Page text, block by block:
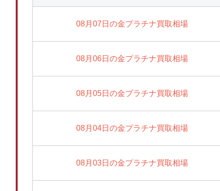
08月07日の金プラチナ買取相場
08月06日の金プラチナ買取相場
08月05日の金プラチナ買取相場
08月04日の金プラチナ買取相場
08月03日の金プラチナ買取相場